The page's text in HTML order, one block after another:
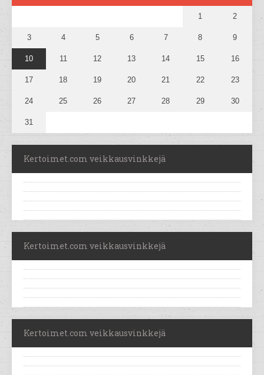
1 2
3 4 5 6 7 8 9
10 11 12 13 14 15 16
17 18 19 20 21 22 23
24 25 26 27 28 29 30
31
Kertoimet.com veikkausvinkkejä
Kertoimet.com veikkausvinkkejä
Kertoimet.com veikkausvinkkejä